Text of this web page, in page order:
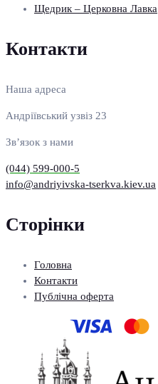
Щедрик – Церковна Лавка
Контакти
Наша адреса
Андріївський узвіз 23
Зв’язок з нами
(044) 599-000-5
info@andriyivska-tserkva.kiev.ua
Сторінки
Головна
Контакти
Публічна оферта